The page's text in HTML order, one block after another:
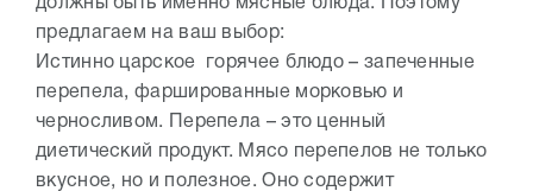
предлагаем на ваш выбор:
Истинно царское горячее блюдо – запеченные
перепела, фаршированные морковью и
черносливом. Перепела – это ценный
диетический продукт. Мясо перепелов не только
вкусное, но и полезное. Оно содержит